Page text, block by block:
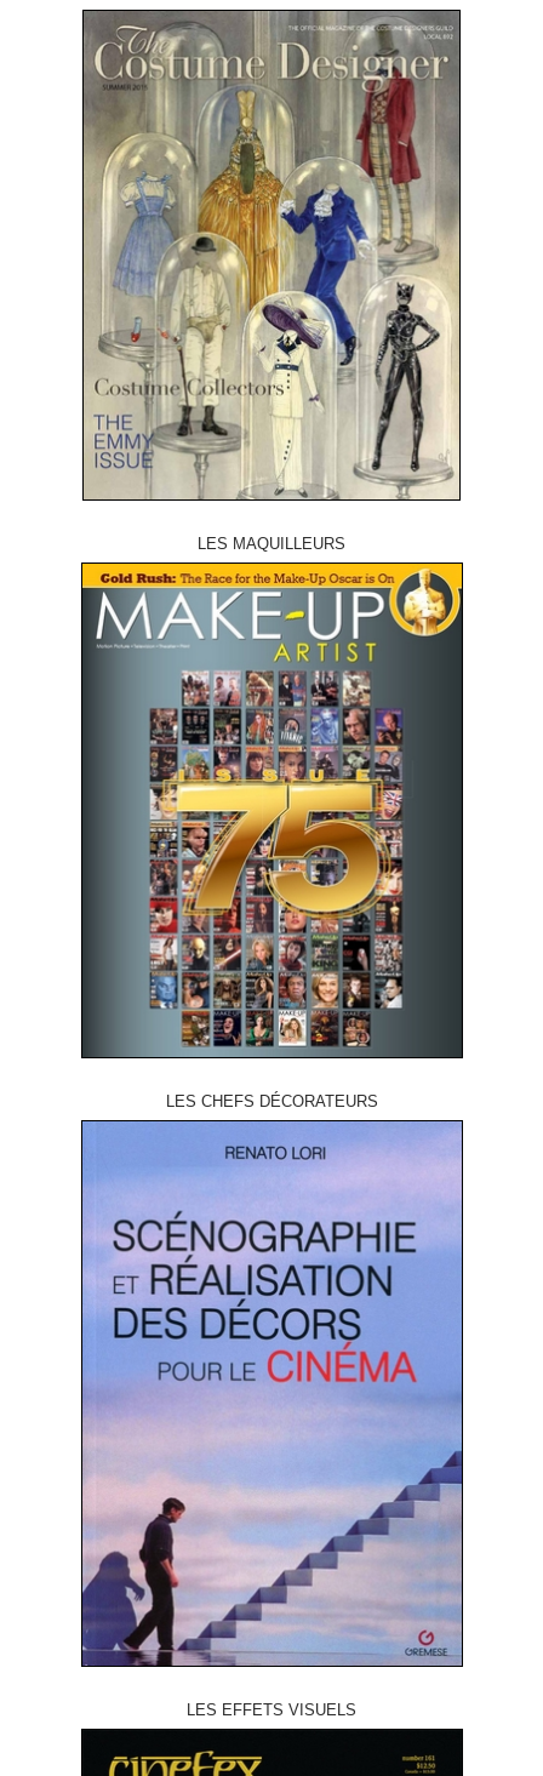
LES MAQUILLEURS
LES CHEFS DÉCORATEURS
LES EFFETS VISUELS